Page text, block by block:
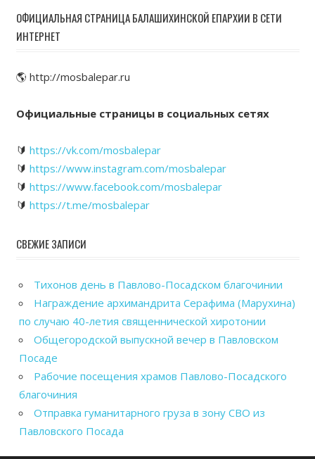
ОФИЦИАЛЬНАЯ СТРАНИЦА БАЛАШИХИНСКОЙ ЕПАРХИИ В СЕТИ
ИНТЕРНЕТ
🌎 http://mosbalepar.ru
Официальные страницы в социальных сетях
🔰 https://vk.com/mosbalepar
🔰 https://www.instagram.com/mosbalepar
🔰 https://www.facebook.com/mosbalepar
🔰 https://t.me/mosbalepar
СВЕЖИЕ ЗАПИСИ
Тихонов день в Павлово-Посадском благочинии
Награждение архимандрита Серафима (Марухина)
по случаю 40-летия священнической хиротонии
Общегородской выпускной вечер в Павловском
Посаде
Рабочие посещения храмов Павлово-Посадского
благочиния
Отправка гуманитарного груза в зону СВО из
Павловского Посада